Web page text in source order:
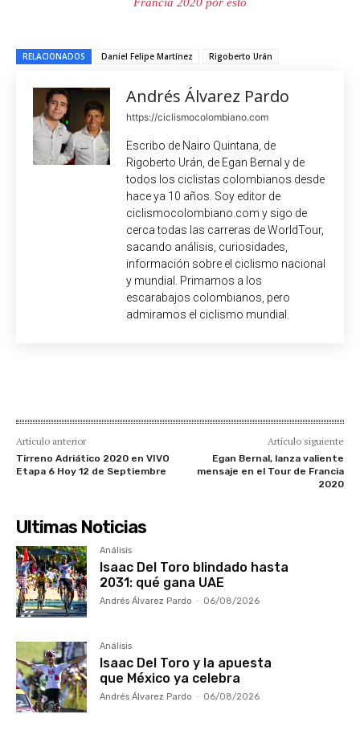
RELACIONADOS Daniel Felipe Martínez Rigoberto Urán
Andrés Álvarez Pardo
https://ciclismocolombiano.com
Escribo de Nairo Quintana, de
Rigoberto Urán, de Egan Bernal y de
todos los ciclistas colombianos desde
hace ya 10 años. Soy editor de
ciclismocolombiano.com y sigo de
cerca todas las carreras de WorldTour,
sacando análisis, curiosidades,
información sobre el ciclismo nacional
y mundial. Primamos a los
escarabajos colombianos, pero
admiramos el ciclismo mundial.
Artículo anterior
Tirreno Adriático 2020 en VIVO
Etapa 6 Hoy 12 de Septiembre
Artículo siguiente
Egan Bernal, lanza valiente
mensaje en el Tour de Francia
2020
Ultimas Noticias
Análisis
Isaac Del Toro blindado hasta
2031: qué gana UAE
Andrés Álvarez Pardo - 06/08/2026
Análisis
Isaac Del Toro y la apuesta
que México ya celebra
Andrés Álvarez Pardo - 06/08/2026